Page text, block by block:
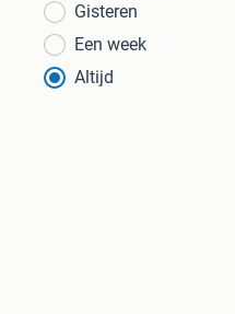
Gisteren
Een week
Altijd